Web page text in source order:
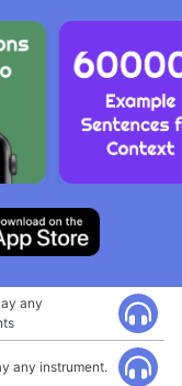
any
any instrument.